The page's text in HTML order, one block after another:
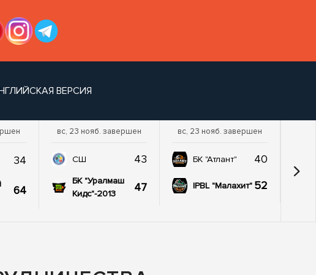
ВЕРСИЯ
34
64
вс, 23 нояб. завершен
СШ 43
БК "Уралмаш
Кидс"-2013
47
вс, 23 нояб. завершен
БК "Атлант" 40
IPBL "Малахит" 52